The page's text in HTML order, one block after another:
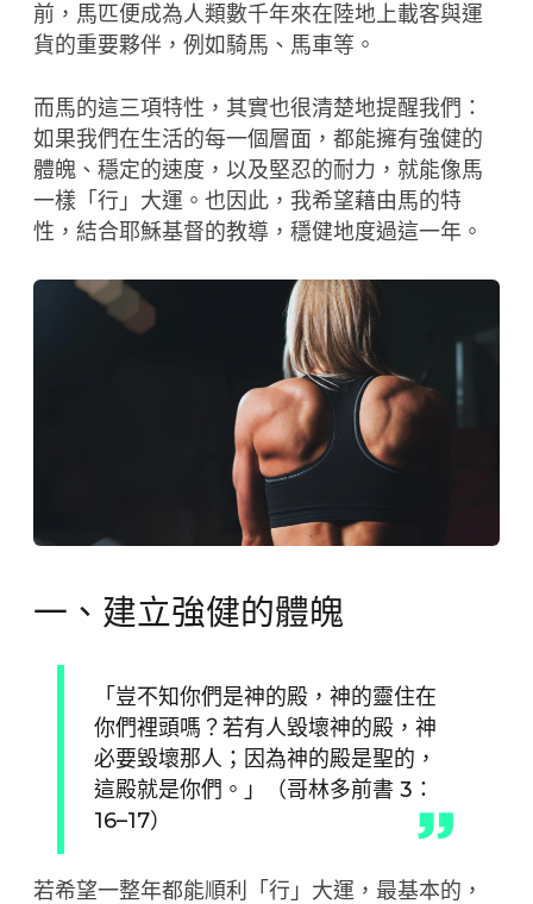
前，馬匹便成為人類數千年來在陸地上載客與運
貨的重要夥伴，例如騎馬、馬車等。
而馬的這三項特性，其實也很清楚地提醒我們：
如果我們在生活的每一個層面，都能擁有強健的
體魄、穩定的速度，以及堅忍的耐力，就能像馬
一樣「行」大運。也因此，我希望藉由馬的特
性，結合耶穌基督的教導，穩健地度過這一年。
一、建立強健的體魄
「豈不知你們是神的殿，神的靈住在
你們裡頭嗎？若有人毀壞神的殿，神
必要毀壞那人；因為神的殿是聖的，
這殿就是你們。」（哥林多前書 3：
16–17）
若希望一整年都能順利「行」大運，最基本的，